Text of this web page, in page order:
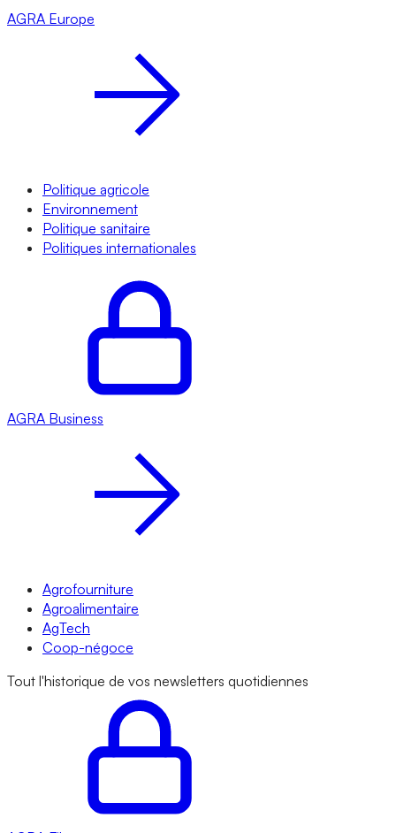
AGRA Europe
Politique agricole
Environnement
Politique sanitaire
Politiques internationales
AGRA Business
Agrofourniture
Agroalimentaire
AgTech
Coop-négoce
Tout l'historique de vos newsletters quotidiennes